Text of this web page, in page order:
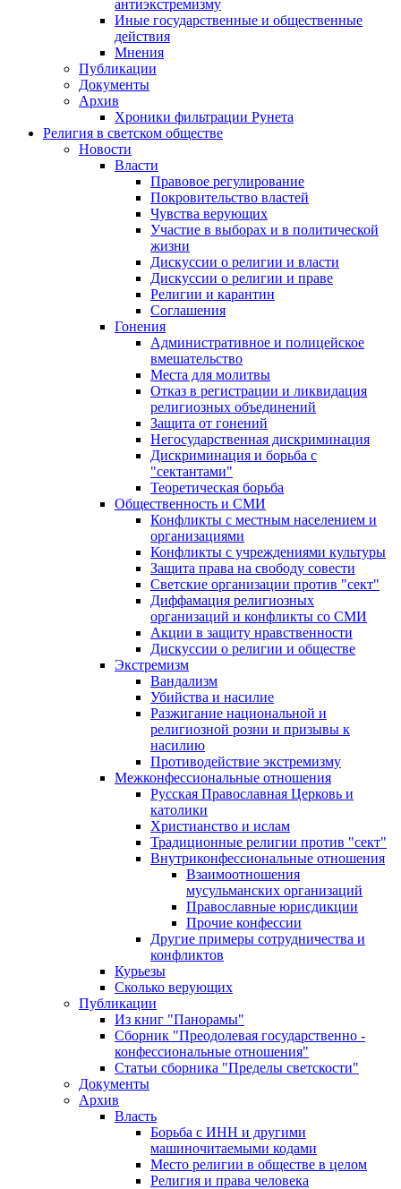
антиэкстремизму
Иные государственные и общественные
действия
Мнения
Публикации
Документы
Архив
Хроники фильтрации Рунета
Религия в светском обществе
Новости
Власти
Правовое регулирование
Покровительство властей
Чувства верующих
Участие в выборах и в политической
жизни
Дискуссии о религии и власти
Дискуссии о религии и праве
Религии и карантин
Соглашения
Гонения
Административное и полицейское
вмешательство
Места для молитвы
Отказ в регистрации и ликвидация
религиозных объединений
Защита от гонений
Негосударственная дискриминация
Дискриминация и борьба с
"сектантами"
Теоретическая борьба
Общественность и СМИ
Конфликты с местным населением и
организациями
Конфликты с учреждениями культуры
Защита права на свободу совести
Светские организации против "сект"
Диффамация религиозных
организаций и конфликты со СМИ
Акции в защиту нравственности
Дискуссии о религии и обществе
Экстремизм
Вандализм
Убийства и насилие
Разжигание национальной и
религиозной розни и призывы к
насилию
Противодействие экстремизму
Межконфессиональные отношения
Русская Православная Церковь и
католики
Христианство и ислам
Традиционные религии против "сект"
Внутриконфессиональные отношения
Взаимоотношения
мусульманских организаций
Православные юрисдикции
Прочие конфессии
Другие примеры сотрудничества и
конфликтов
Курьезы
Сколько верующих
Публикации
Из книг "Панорамы"
Сборник "Преодолевая государственно -
конфессиональные отношения"
Статьи сборника "Пределы светскости"
Документы
Архив
Власть
Борьба с ИНН и другими
машиночитаемыми кодами
Место религии в обществе в целом
Религия и права человека